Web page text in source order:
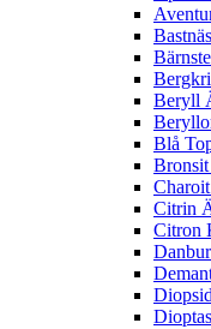
Beryll
Blå
Citrin
Citron